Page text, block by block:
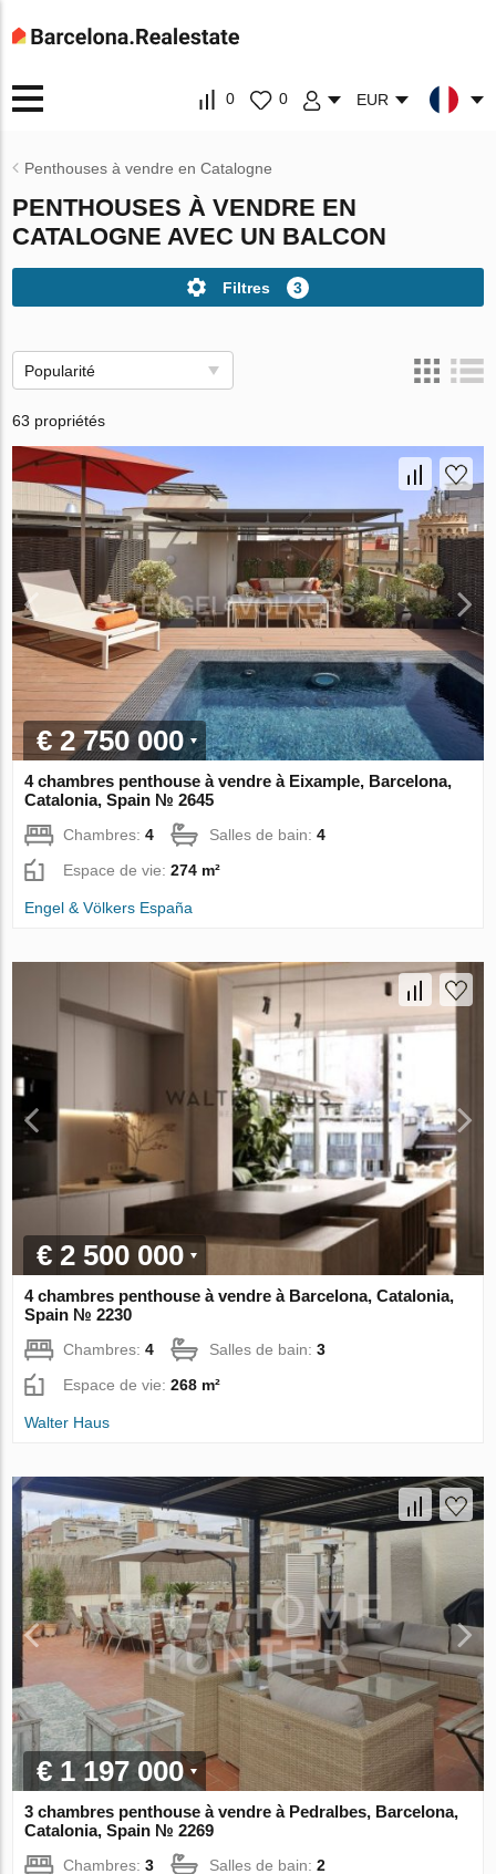
0 0 EUR
Penthouses à vendre en Catalogne
PENTHOUSES À VENDRE EN
CATALOGNE AVEC UN BALCON
Filtres 3
Popularité
63 propriétés
€ 2 750 000
4 chambres penthouse à vendre à Eixample, Barcelona,
Catalonia, Spain № 2645
Chambres:4 Salles de bain:4
Espace de vie:274 m²
Engel & Völkers España
€ 2 500 000
4 chambres penthouse à vendre à Barcelona, Catalonia,
Spain № 2230
Chambres:4 Salles de bain:3
Espace de vie:268 m²
Walter Haus
€ 1 197 000
3 chambres penthouse à vendre à Pedralbes, Barcelona,
Catalonia, Spain № 2269
Chambres:3 Salles de bain:2